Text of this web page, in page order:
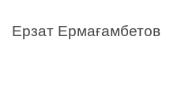
Ерзат Ермағамбетов